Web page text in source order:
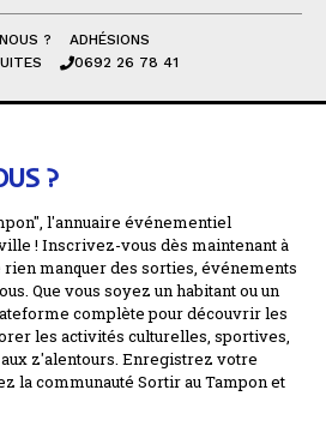
?
ADHÉSIONS
0692 26 78 41
?
l'annuaire événementiel
! Inscrivez-vous dès maintenant à
manquer des sorties, événements
Que vous soyez un habitant ou un
complète pour découvrir les
les activités culturelles, sportives,
z'alentours. Enregistrez votre
la communauté Sortir au Tampon et